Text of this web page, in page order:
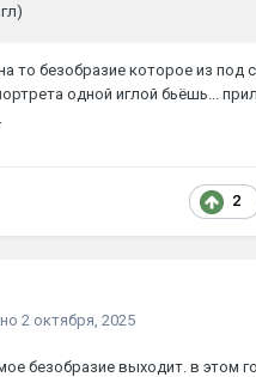
то безобразие которое из под
одной иглой бьёшь...
2
2 октября, 2025
безобразие выходит. в этом